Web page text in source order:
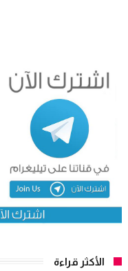
الأكثر قراءة